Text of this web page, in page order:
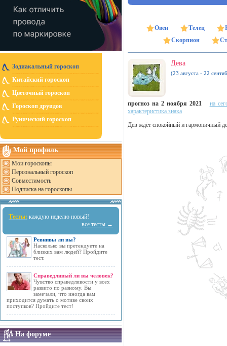
Зодиакальный гороскоп
Китайский гороскоп
Цветочный гороскоп
Гороскоп друидов
Рунический гороскоп
Мой профиль
Мои гороскопы
Персональный гороскоп
Совместимость
Подписка на гороскопы
Тесты: каждую неделю новый!
все тесты →
Ревнивы ли вы?
Насколько вы претендуете на
близких вам людей? Пройдите
тест.
Справедливый ли вы человек?
Чувство справедливости у всех
развито по разному. Вы
замечали, что иногда вам
приходится думать о мотиве своих
поступков? Пройдите тест!
На форуме
Овен Телец
Скорпион
Дева
(23 августа - 22
прогноз на 2 ноября 2021
на
характеристика знака
Дев ждёт спокойный и гармоничный